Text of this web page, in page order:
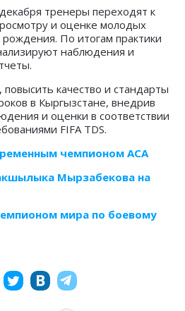
тренеры переходят к
и оценке молодых
По итогам практики
наблюдения и
качество и стандарты
в Кыргызстане, внедрив
и оценки в соответствии
FIFA TDS.
чемпионом АСА
Мырзабекова на
мира по боевому